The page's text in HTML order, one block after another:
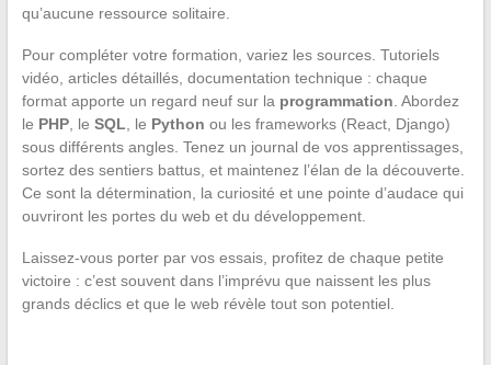
qu’aucune ressource solitaire.
Pour compléter votre formation, variez les sources. Tutoriels
vidéo, articles détaillés, documentation technique : chaque
format apporte un regard neuf sur la programmation . Abordez
le PHP, le SQL , le Python ou les frameworks (React, Django)
sous différents angles. Tenez un journal de vos apprentissages,
sortez des sentiers battus, et maintenez l’élan de la découverte.
Ce sont la détermination, la curiosité et une pointe d’audace qui
ouvriront les portes du web et du développement.
Laissez-vous porter par vos essais, profitez de chaque petite
victoire : c’est souvent dans l’imprévu que naissent les plus
grands déclics et que le web révèle tout son potentiel.